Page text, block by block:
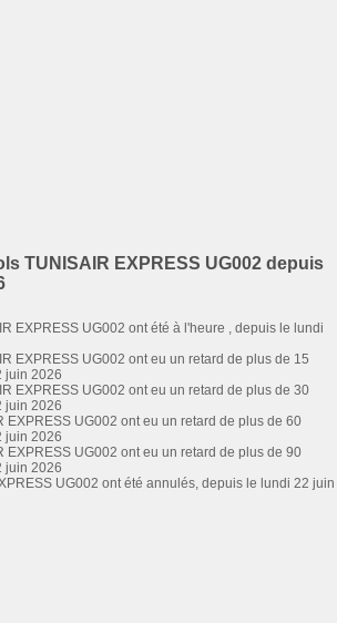
TUNISAIR EXPRESS UG002 depuis
EXPRESS UG002 ont été à l'heure , depuis le lundi
EXPRESS UG002 ont eu un retard de plus de 15
juin 2026
EXPRESS UG002 ont eu un retard de plus de 30
juin 2026
EXPRESS UG002 ont eu un retard de plus de 60
juin 2026
EXPRESS UG002 ont eu un retard de plus de 90
juin 2026
UG002 ont été annulés, depuis le lundi 22 juin